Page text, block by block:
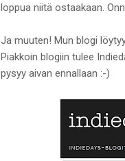
loppua niitä ostaakaan.
Ja muuten! Mun blogi
Piakkoin blogiin tulee
pysyy aivan ennallaan :-)